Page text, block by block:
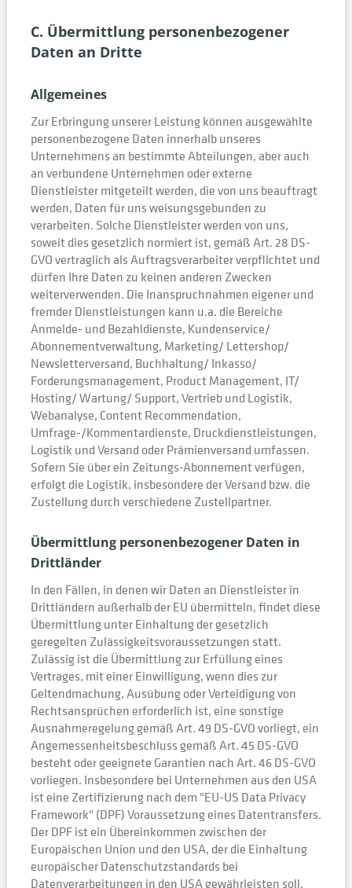
C. Übermittlung personenbezogener
Daten an Dritte
Allgemeines
Zur Erbringung unserer Leistung können ausgewählte
personenbezogene Daten innerhalb unseres
Unternehmens an bestimmte Abteilungen, aber auch
an verbundene Unternehmen oder externe
Dienstleister mitgeteilt werden, die von uns beauftragt
werden, Daten für uns weisungsgebunden zu
verarbeiten. Solche Dienstleister werden von uns,
soweit dies gesetzlich normiert ist, gemäß Art. 28 DS-
GVO vertraglich als Auftragsverarbeiter verpflichtet und
dürfen Ihre Daten zu keinen anderen Zwecken
weiterverwenden. Die Inanspruchnahmen eigener und
fremder Dienstleistungen kann u.a. die Bereiche
Anmelde- und Bezahldienste, Kundenservice/
Abonnementverwaltung, Marketing/ Lettershop/
Newsletterversand, Buchhaltung/ Inkasso/
Forderungsmanagement, Product Management, IT/
Hosting/ Wartung/ Support, Vertrieb und Logistik,
Webanalyse, Content Recommendation,
Umfrage-/Kommentardienste, Druckdienstleistungen,
Logistik und Versand oder Prämienversand umfassen.
Sofern Sie über ein Zeitungs-Abonnement verfügen,
erfolgt die Logistik, insbesondere der Versand bzw. die
Zustellung durch verschiedene Zustellpartner.
Übermittlung personenbezogener Daten in
Drittländer
In den Fällen, in denen wir Daten an Dienstleister in
Drittländern außerhalb der EU übermitteln, findet diese
Übermittlung unter Einhaltung der gesetzlich
geregelten Zulässigkeitsvoraussetzungen statt.
Zulässig ist die Übermittlung zur Erfüllung eines
Vertrages, mit einer Einwilligung, wenn dies zur
Geltendmachung, Ausübung oder Verteidigung von
Rechtsansprüchen erforderlich ist, eine sonstige
Ausnahmeregelung gemäß Art. 49 DS-GVO vorliegt, ein
Angemessenheitsbeschluss gemäß Art. 45 DS-GVO
besteht oder geeignete Garantien nach Art. 46 DS-GVO
vorliegen. Insbesondere bei Unternehmen aus den USA
ist eine Zertifizierung nach dem "EU-US Data Privacy
Framework" (DPF) Voraussetzung eines Datentransfers.
Der DPF ist ein Übereinkommen zwischen der
Europäischen Union und den USA, der die Einhaltung
europäischer Datenschutzstandards bei
Datenverarbeitungen in den USA gewährleisten soll.